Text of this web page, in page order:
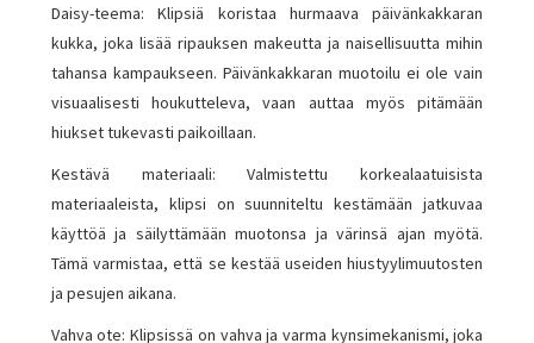
Daisy-teema: Klipsiä koristaa hurmaava päivänkakkaran
kukka, joka lisää ripauksen makeutta ja naisellisuutta mihin
tahansa kampaukseen. Päivänkakkaran muotoilu ei ole vain
visuaalisesti houkutteleva, vaan auttaa myös pitämään
hiukset tukevasti paikoillaan.
Kestävä materiaali: Valmistettu korkealaatuisista
materiaaleista, klipsi on suunniteltu kestämään jatkuvaa
käyttöä ja säilyttämään muotonsa ja värinsä ajan myötä.
Tämä varmistaa, että se kestää useiden hiustyylimuutosten
ja pesujen aikana.
Vahva ote: Klipsissä on vahva ja varma kynsimekanismi, joka